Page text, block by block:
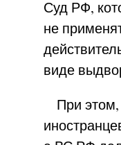
Суд РФ,
не
виде
При этом,